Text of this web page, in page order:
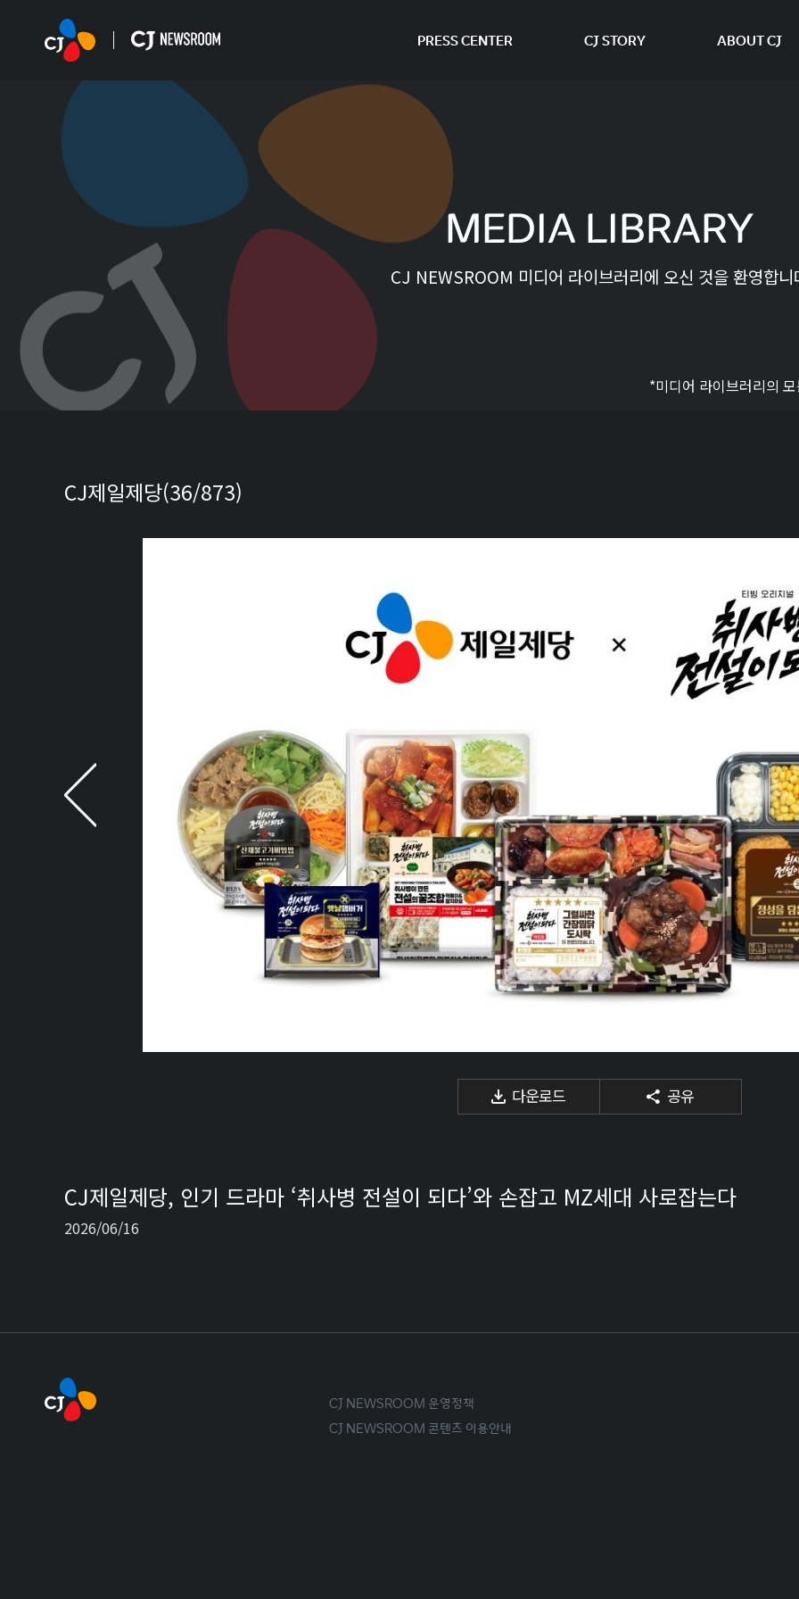
PRESS CENTER CJ STORY ABOUT CJ
MEDIA LIBRARY
CJ NEWSROOM 미디어 라이브러리에 오신 것을 환영합니
*미디어 라이브러리의
CJ제일제당(36/873)
다운로드 공유
CJ제일제당, 인기 드라마 ‘취사병 전설이 되다’와 손잡고 MZ세대 사로잡는다
2026/06/16
CJ NEWSROOM 운영정책
CJ NEWSROOM 콘텐츠 이용안내